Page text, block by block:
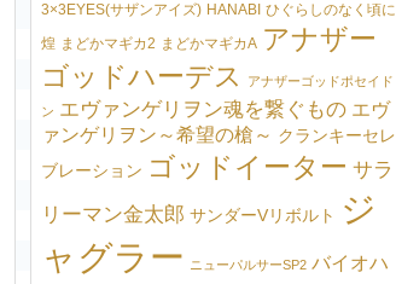
3×3EYES(サザンアイズ) HANABI ひぐらしのなく頃に
煌 まどかマギカ2 まどかマギカA アナザー
ゴッドハーデス
アナザーゴッドポセイド
ン エヴァンゲリヲン魂を繋ぐもの エヴ
ァンゲリヲン～希望の槍～ クランキーセレ
ブレーション ゴッドイーター サラ
リーマン金太郎 サンダーVリボルト
ジ
ャグラー
ニューパルサーSP2 バイオハ